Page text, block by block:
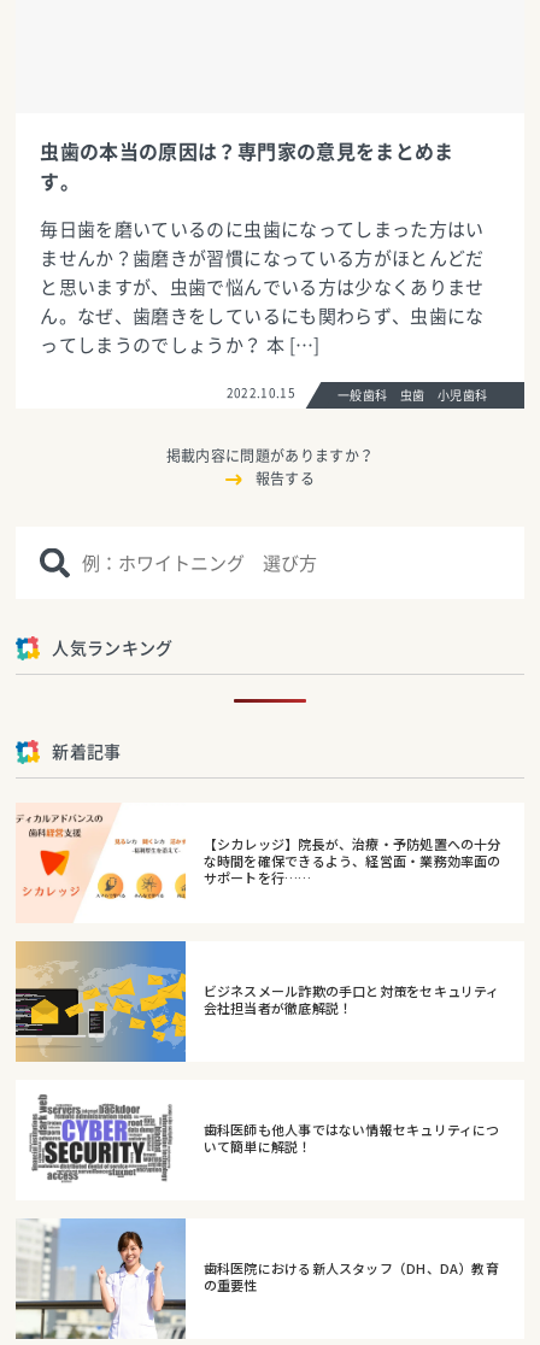
虫歯の本当の原因は？専門家の意見をまとめま
す。
毎日歯を磨いているのに虫歯になってしまった方はい
ませんか？歯磨きが習慣になっている方がほとんどだ
と思いますが、虫歯で悩んでいる方は少なくありませ
ん。なぜ、歯磨きをしているにも関わらず、虫歯にな
ってしまうのでしょうか？ 本 […]
2022.10.15 一般歯科 虫歯 小児歯科
掲載内容に問題がありますか？
報告する
人気ランキング
新着記事
【シカレッジ】院長が、治療・予防処置への十分
な時間を確保できるよう、経営面・業務効率面の
サポートを行……
ビジネスメール詐欺の手口と対策をセキュリティ
会社担当者が徹底解説！
歯科医師も他人事ではない情報セキュリティにつ
いて簡単に解説！
歯科医院における新人スタッフ（DH、DA）教育
の重要性